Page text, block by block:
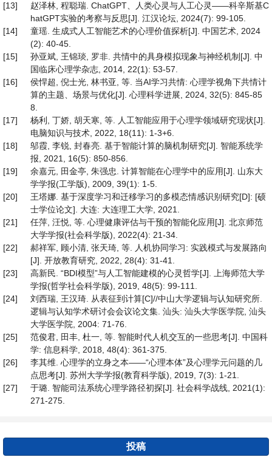
[13]
赵泽林, 程聪瑞. ChatGPT、人类心灵与人工心灵——科辛斯基C
hatGPT实验的考察与反思[J]. 江汉论坛, 2024(7): 99-105.
[14]
童瑶. 生成式人工智能艺术的心理价值探析[J]. 中国艺术, 2024
(2): 40-45.
[15]
孙亚斌, 王锦琰, 罗非. 共情中的具身模拟现象与神经机制[J]. 中
国临床心理学杂志, 2014, 22(1): 53-57.
[16]
侯悍超, 倪士光, 林书亚, 等. 当AI学习共情: 心理学视角下共情计
算的主题、场景与优化[J]. 心理科学进展, 2024, 32(5): 845-85
8.
[17]
杨利, 丁娇, 胡天寒, 等. 人工智能应用于心理学领域研究现状[J].
电脑知识与技术, 2022, 18(11): 1-3+6.
[18]
邬霞, 李锐, 封春亮. 基于智能计算的脑机制研究[J]. 智能系统学
报, 2021, 16(5): 850-856.
[19]
余嘉元, 田金亭, 朱强忠. 计算智能在心理学中的应用[J]. 山东大
学学报(工学版), 2009, 39(1): 1-5.
[20]
王塔娜. 基于深度学习和迁移学习的多模态情感识别研究[D]: [硕
士学位论文]. 大连: 大连理工大学, 2021.
[21]
任萍, 汪悦, 等. 心理健康评估与干预的智能化应用[J]. 北京师范
大学学报(社会科学版), 2022(4): 21-34.
[22]
郝祥军, 顾小清, 张天琦, 等. 人机协同学习: 实践模式与发展路向
[J]. 开放教育研究, 2022, 28(4): 31-41.
[23]
高新民. “BDI模型”与人工智能建模的心灵哲学[J]. 上海师范大学
学报(哲学社会科学版), 2019, 48(5): 99-111.
[24]
刘西瑞, 王汉琦. 从表征到计算[C]//中山大学逻辑与认知研究所.
逻辑与认知学术研讨会会议论文集. 汕头: 汕头大学医学院, 汕头
大学医学院, 2004: 71-76.
[25]
范俊君, 田丰, 杜一, 等. 智能时代人机交互的一些思考[J]. 中国科
学: 信息科学, 2018, 48(4): 361-375.
[26]
李其维. 心理学的立身之本——“心理本体”及心理学元问题的几
点思考[J]. 苏州大学学报(教育科学版), 2019, 7(3): 1-21.
[27]
于璐. 智能司法系统心理学路径初探[J]. 社会科学战线, 2021(1):
271-275.
投稿